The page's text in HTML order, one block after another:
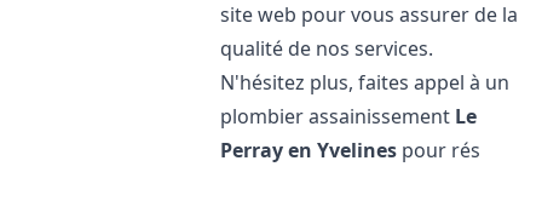
site web pour vous assurer de la
qualité de nos services.
N'hésitez plus, faites appel à un
plombier assainissement Le
Perray en Yvelines pour rés